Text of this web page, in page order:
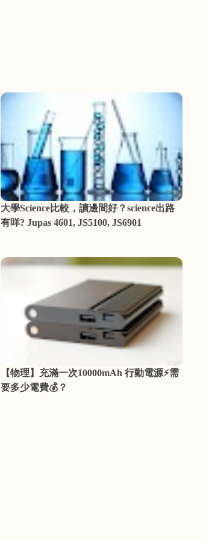
大學Science比較，讀邊間好？science出路
有咩? Jupas 4601, JS5100, JS6901
【物理】充滿一次10000mAh 行動電源⚡需
要多少電費💰？